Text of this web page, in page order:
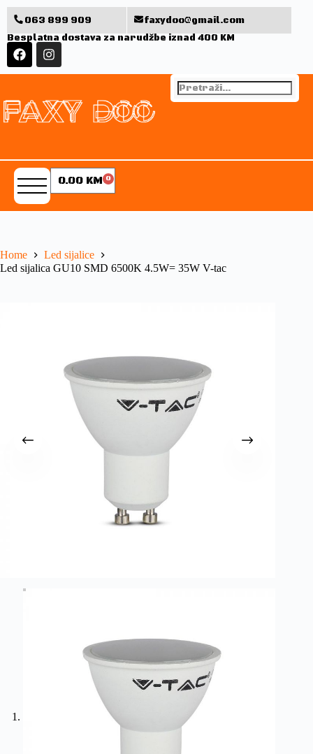
063 899 909
faxydoo@gmail.com
Besplatna dostava za narudžbe iznad 400 KM
0.00 KM 0
Home
Led sijalice
Led sijalica GU10 SMD 6500K 4.5W= 35W V-tac